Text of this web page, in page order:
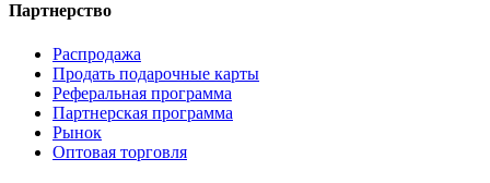
Партнерство
Распродажа
Продать подарочные карты
Реферальная программа
Партнерская программа
Рынок
Оптовая торговля